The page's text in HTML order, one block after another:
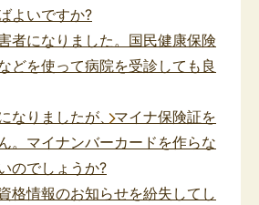
よいですか?
者になりました。国民健康保険
どを使って病院を受診しても良
なりましたが、マイナ保険証を
。マイナンバーカードを作らな
のでしょうか?
格情報のお知らせを紛失してし